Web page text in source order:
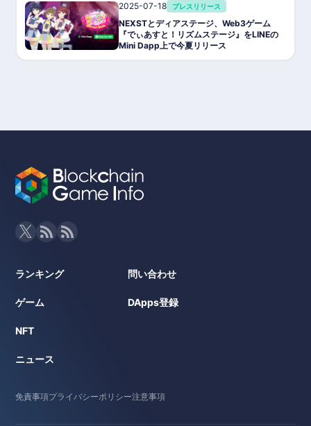
公式サイト: https://dearst.nexst.io/pre-registration_en/
公式X（旧Twitter）: https://x.com/dearst_game
2025-07-18 プレスリリース
NEXSTとディアステージ、Web3ゲーム
『でぃあすと！リズムステージ』をLINEの
Mini Dapp上で今夏リリース
ランキング
ゲーム
NFT
ニュース
問い合わせ
DApps登録
免責事項プライバシーポリシー注意事項